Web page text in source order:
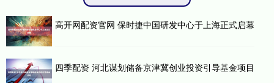
高开网配资官网 保时捷中国研发中心于上海正式启幕
四季配资 河北谋划储备京津冀创业投资引导基金项目